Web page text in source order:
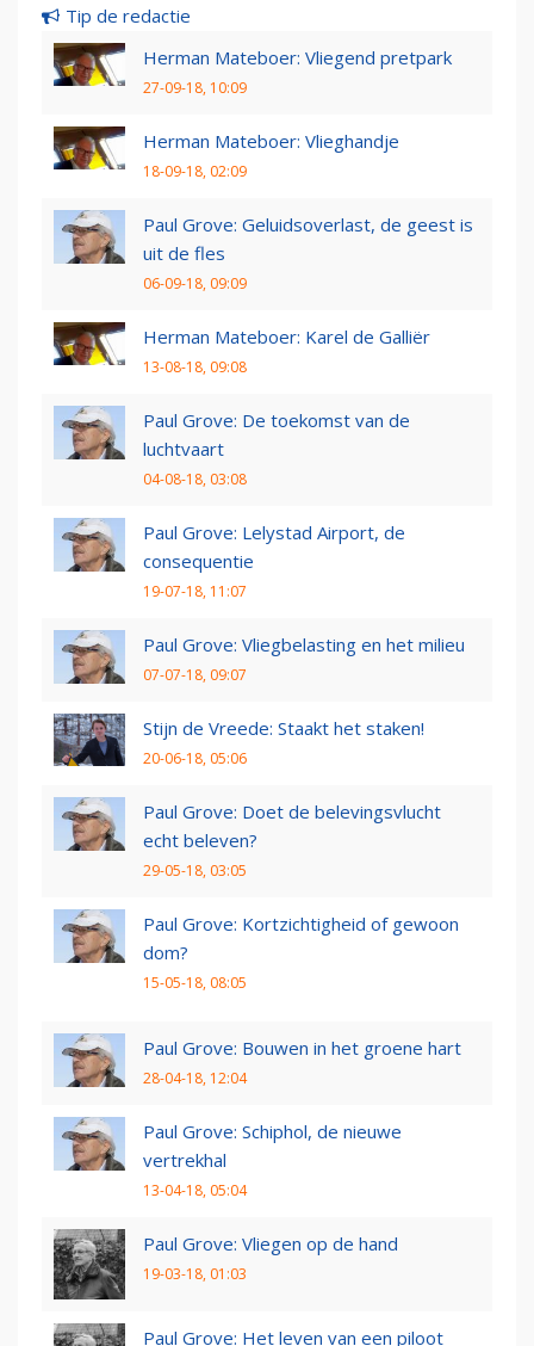
Tip de redactie
Herman Mateboer: Vliegend pretpark
27-09-18, 10:09
Herman Mateboer: Vlieghandje
18-09-18, 02:09
Paul Grove: Geluidsoverlast, de geest is
uit de fles
06-09-18, 09:09
Herman Mateboer: Karel de Galliër
13-08-18, 09:08
Paul Grove: De toekomst van de
luchtvaart
04-08-18, 03:08
Paul Grove: Lelystad Airport, de
consequentie
19-07-18, 11:07
Paul Grove: Vliegbelasting en het milieu
07-07-18, 09:07
Stijn de Vreede: Staakt het staken!
20-06-18, 05:06
Paul Grove: Doet de belevingsvlucht
echt beleven?
29-05-18, 03:05
Paul Grove: Kortzichtigheid of gewoon
dom?
15-05-18, 08:05
Paul Grove: Bouwen in het groene hart
28-04-18, 12:04
Paul Grove: Schiphol, de nieuwe
vertrekhal
13-04-18, 05:04
Paul Grove: Vliegen op de hand
19-03-18, 01:03
Paul Grove: Het leven van een piloot